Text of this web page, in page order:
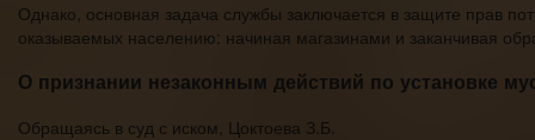
Однако, основная задача службы заключается в защите прав
оказываемых населению: начиная магазинами и заканчивая
О признании незаконным действий по установке
Обращаясь в суд с иском, Цоктоева З.Б.